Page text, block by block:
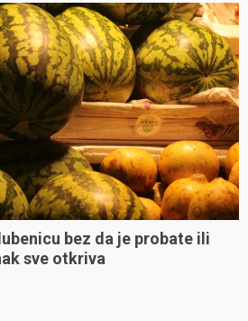
bez da je probate ili
sve otkriva